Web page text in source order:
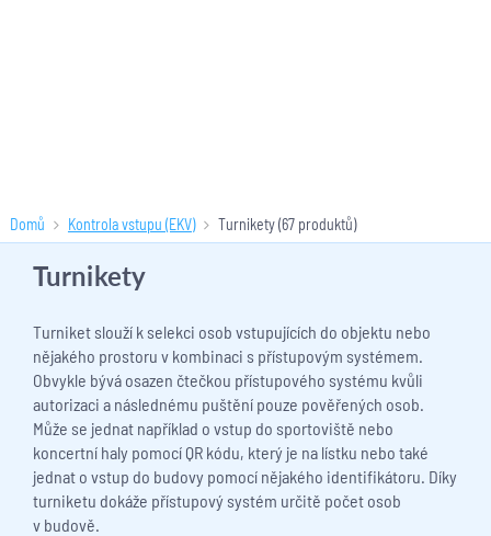
Domů Kontrola vstupu (EKV) Turnikety(67 produktů)
Turnikety
Turniket slouží k selekci osob vstupujících do objektu nebo
nějakého prostoru v kombinaci s přístupovým systémem.
Obvykle bývá osazen čtečkou přístupového systému kvůli
autorizaci a následnému puštění pouze pověřených osob.
Může se jednat například o vstup do sportoviště nebo
koncertní haly pomocí QR kódu, který je na lístku nebo také
jednat o vstup do budovy pomocí nějakého identifikátoru. Díky
turniketu dokáže přístupový systém určitě počet osob
v budově.